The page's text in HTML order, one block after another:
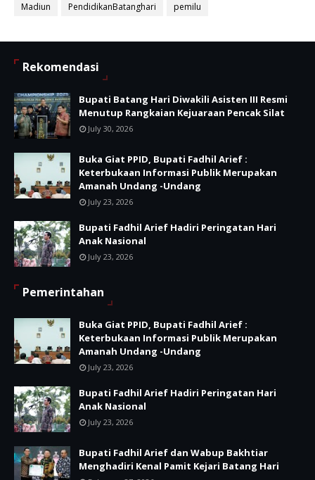
Madiun
PendidikanBatanghari pemilu
Rekomendasi
Bupati Batang Hari Diwakili Asisten III Resmi
Menutup Rangkaian Kejuaraan Pencak Silat
July 30, 2026
Buka Giat PPID, Bupati Fadhil Arief :
Keterbukaan Informasi Publik Merupakan
Amanah Undang -Undang
July 23, 2026
Bupati Fadhil Arief Hadiri Peringatan Hari
Anak Nasional
July 23, 2026
Pemerintahan
Buka Giat PPID, Bupati Fadhil Arief :
Keterbukaan Informasi Publik Merupakan
Amanah Undang -Undang
July 23, 2026
Bupati Fadhil Arief Hadiri Peringatan Hari
Anak Nasional
July 23, 2026
Bupati Fadhil Arief dan Wabup Bakhtiar
Menghadiri Kenal Pamit Kejari Batang Hari